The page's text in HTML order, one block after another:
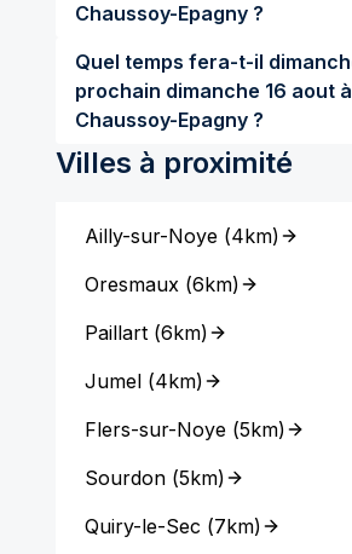
Chaussoy-Epagny ?
Quel temps fera-t-il
prochain dimanche 16 aout à
Chaussoy-Epagny ?
Villes à proximité
Ailly-sur-Noye(4km)
Oresmaux(6km)
Paillart(6km)
Jumel(4km)
Flers-sur-Noye(5km)
Sourdon(5km)
Quiry-le-Sec (7km)